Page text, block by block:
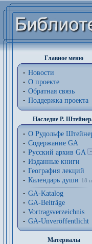
Главное меню
Новости
О проекте
Обратная связь
Поддержка проекта
Наследие Р.
О Рудольфе
Содержание GA
Русский архив GA
Изданные книги
География лекций
Календарь души
18
GA-Katalog
GA-Beiträge
Vortragsverzeichnis
GA-Unveröffentlicht
Материалы